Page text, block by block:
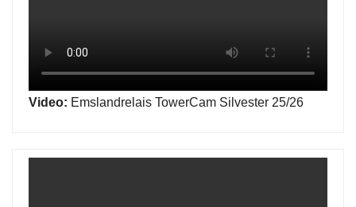
Video: Emslandrelais TowerCam Silvester 25/26